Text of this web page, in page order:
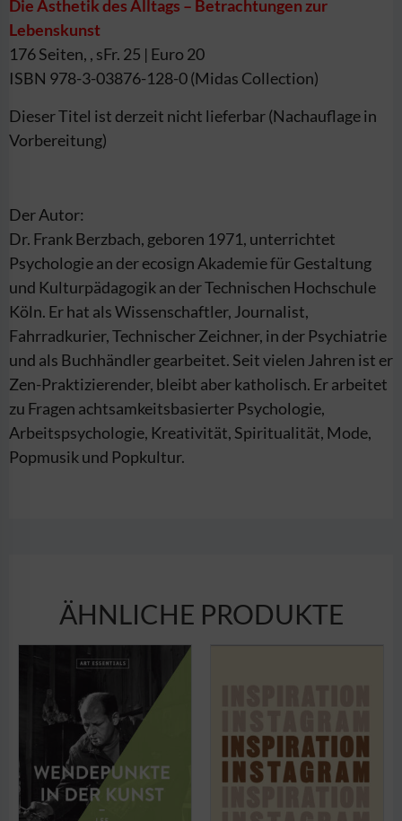
Die Ästhetik des Alltags – Betrachtungen zur
Lebenskunst
176 Seiten, , sFr. 25 | Euro 20
ISBN 978-3-03876-128-0 (Midas Collection)
Dieser Titel ist derzeit nicht lieferbar (Nachauflage in
Vorbereitung)
Der Autor:
Dr. Frank Berzbach, geboren 1971, unterrichtet
Psychologie an der ecosign Akademie für Gestaltung
und Kulturpädagogik an der Technischen Hochschule
Köln. Er hat als Wissenschaftler, Journalist,
Fahrradkurier, Technischer Zeichner, in der Psychiatrie
und als Buchhändler gearbeitet. Seit vielen Jahren ist er
Zen-Praktizierender, bleibt aber katholisch. Er arbeitet
zu Fragen achtsamkeitsbasierter Psychologie,
Arbeitspsychologie, Kreativität, Spiritualität, Mode,
Popmusik und Popkultur.
ÄHNLICHE PRODUKTE